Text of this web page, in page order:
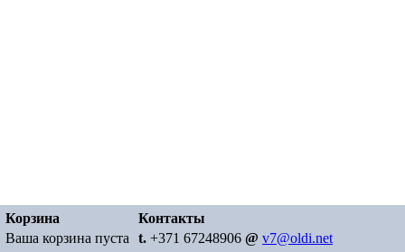
Корзина
Ваша корзина пуста
Контакты
t. +371 67248906 @ v7@oldi.net